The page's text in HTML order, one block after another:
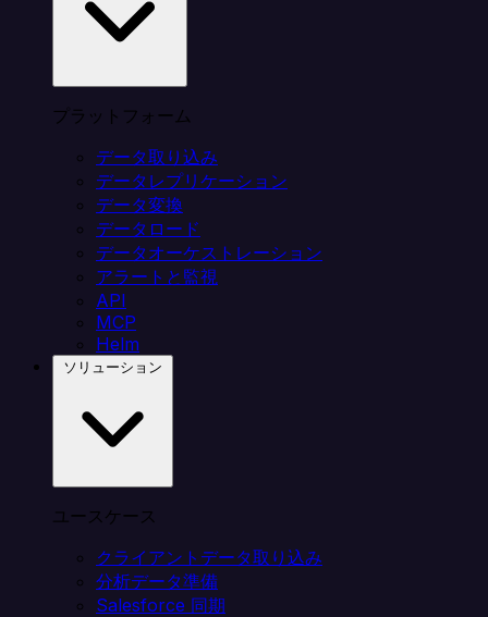
プラットフォーム
データ取り込み
データレプリケーション
データ変換
データロード
データオーケストレーション
アラートと監視
API
MCP
Helm
ユースケース
クライアントデータ取り込み
分析データ準備
Salesforce 同期